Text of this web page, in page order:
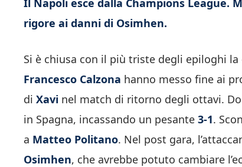
rigore ai danni di Osimhen.
Si è chiusa con il più triste degli epiloghi la
Francesco Calzona hanno messo fine ai
di Xavi nel match di ritorno degli ottavi.
in Spagna, incassando un pesante 3-1.
a Matteo Politano. Nel post gara,
Osimhen, che avrebbe potuto cambiare